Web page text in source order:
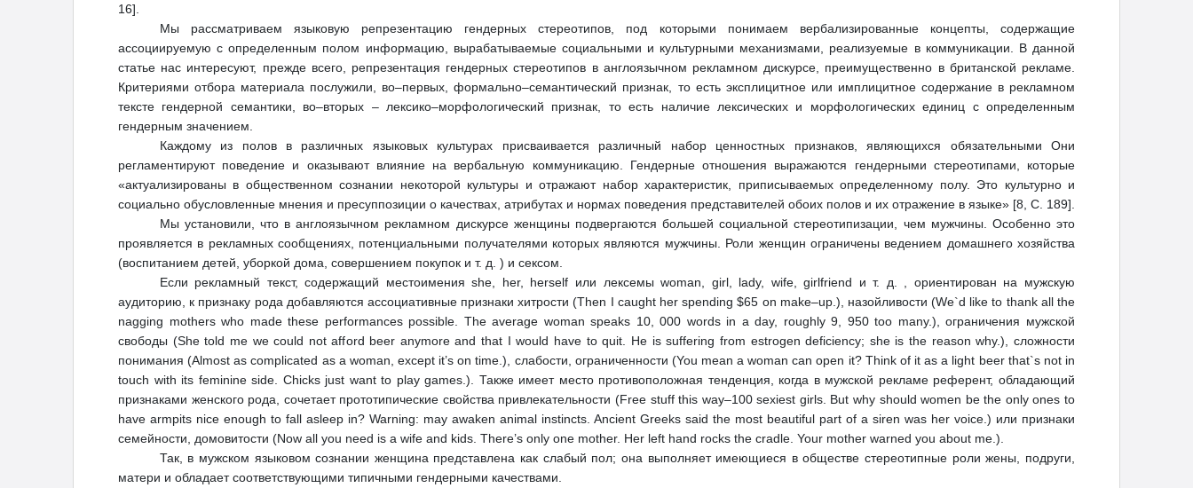
16].
Мы рассматриваем языковую репрезентацию гендерных стереотипов, под которыми понимаем вербализированные концепты, содержащие
ассоциируемую с определенным полом информацию, вырабатываемые социальными и культурными механизмами, реализуемые в коммуникации. В данной
статье нас интересуют, прежде всего, репрезентация гендерных стереотипов в англоязычном рекламном дискурсе, преимущественно в британской рекламе.
Критериями отбора материала послужили, во–первых, формально–семантический признак, то есть эксплицитное или имплицитное содержание в рекламном
тексте гендерной семантики, во–вторых – лексико–морфологический признак, то есть наличие лексических и морфологических единиц с определенным
гендерным значением.
Каждому из полов в различных языковых культурах присваивается различный набор ценностных признаков, являющихся обязательными Они
регламентируют поведение и оказывают влияние на вербальную коммуникацию. Гендерные отношения выражаются гендерными стереотипами, которые
«актуализированы в общественном сознании некоторой культуры и отражают набор характеристик, приписываемых определенному полу. Это культурно и
социально обусловленные мнения и пресуппозиции о качествах, атрибутах и нормах поведения представителей обоих полов и их отражение в языке» [8, С. 189].
Мы установили, что в англоязычном рекламном дискурсе женщины подвергаются большей социальной стереотипизации, чем мужчины. Особенно это
проявляется в рекламных сообщениях, потенциальными получателями которых являются мужчины. Роли женщин ограничены ведением домашнего хозяйства
(воспитанием детей, уборкой дома, совершением покупок и т. д. ) и сексом.
Если рекламный текст, содержащий местоимения she, her, herself или лексемы woman, girl, lady, wife, girlfriend и т. д. , ориентирован на мужскую
аудиторию, к признаку рода добавляются ассоциативные признаки хитрости (Then I caught her spending $65 on make–up.), назойливости (We`d like to thank all the
nagging mothers who made these performances possible. The average woman speaks 10, 000 words in a day, roughly 9, 950 too many.), ограничения мужской
свободы (She told me we could not afford beer anymore and that I would have to quit. He is suffering from estrogen deficiency; she is the reason why.), сложности
понимания (Almost as complicated as a woman, except it’s on time.), слабости, ограниченности (You mean a woman can open it? Think of it as a light beer that`s not in
touch with its feminine side. Chicks just want to play games.). Также имеет место противоположная тенденция, когда в мужской рекламе референт, обладающий
признаками женского рода, сочетает прототипические свойства привлекательности (Free stuff this way–100 sexiest girls. But why should women be the only ones to
have armpits nice enough to fall asleep in? Warning: may awaken animal instincts. Ancient Greeks said the most beautiful part of a siren was her voice.) или признаки
семейности, домовитости (Now all you need is a wife and kids. There’s only one mother. Her left hand rocks the cradle. Your mother warned you about me.).
Так, в мужском языковом сознании женщина представлена как слабый пол; она выполняет имеющиеся в обществе стереотипные роли жены, подруги,
матери и обладает соответствующими типичными гендерными качествами.